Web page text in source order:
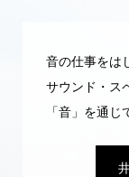
音の仕事をは
サウンド・ス
「音」を通じ